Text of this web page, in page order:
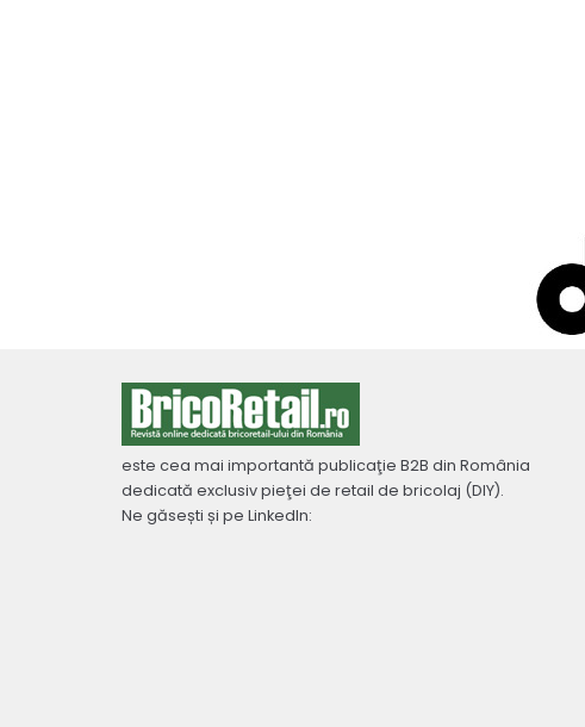
este cea mai importantă publicaţie B2B din România
dedicată exclusiv pieţei de retail de bricolaj (DIY).
Ne găsești și pe LinkedIn: